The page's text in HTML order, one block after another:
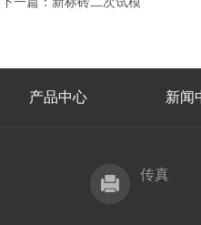
产品中心 新闻
传真